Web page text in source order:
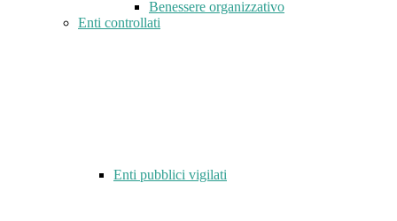
Benessere organizzativo
Enti controllati
Enti pubblici vigilati